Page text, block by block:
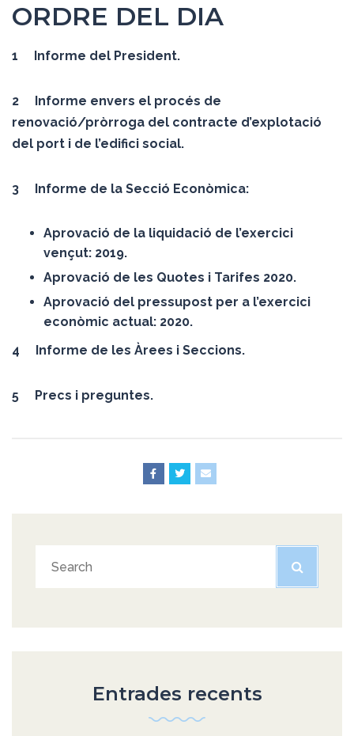
ORDRE DEL DIA
1 Informe del President.
2 Informe envers el procés de
renovació/pròrroga del contracte d’explotació
del port i de l’edifici social.
3 Informe de la Secció Econòmica:
Aprovació de la liquidació de l’exercici
vençut: 2019.
Aprovació de les Quotes i Tarifes 2020.
Aprovació del pressupost per a l’exercici
econòmic actual: 2020.
4 Informe de les Àrees i Seccions.
5 Precs i preguntes.
Entrades recents